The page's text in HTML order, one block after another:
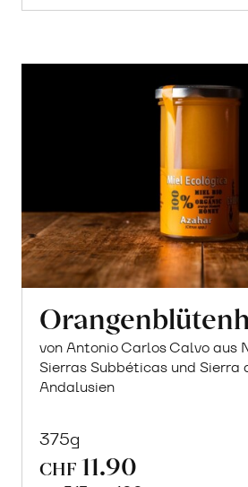
von Antonio Carlos Calvo aus
Sierras Subbéticas und Sierra
Andalusien
375g
CHF 11.90